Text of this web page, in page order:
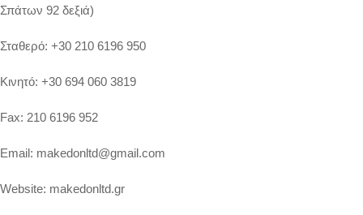
Σπάτων 92 δεξιά)
Σταθερό: +30 210 6196 950
Κινητό: +30 694 060 3819
Fax: 210 6196 952
Email: makedonltd@gmail.com
Website: makedonltd.gr